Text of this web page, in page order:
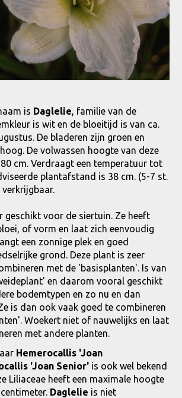
is Daglelie , familie van de
is wit en de bloeitijd is van ca.
De bladeren zijn groen en
De volwassen hoogte van deze
cm. Verdraagt een temperatuur tot
plantafstand is 38 cm. (5-7 st.
geschikt voor de siertuin. Ze heeft
of vorm en laat zich eenvoudig
een zonnige plek en goed
grond. Deze plant is zeer
met de 'basisplanten'. Is van
en daarom vooral geschikt
bodemtypen en zo nu en dan
is dan ook vaak goed te combineren
Woekert niet of nauwelijks en laat
met andere planten.
Hemerocallis 'Joan
'Joan Senior' is ook wel bekend
Liliaceae heeft een maximale hoogte
Daglelie is niet